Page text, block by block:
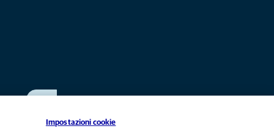
Impostazioni cookie